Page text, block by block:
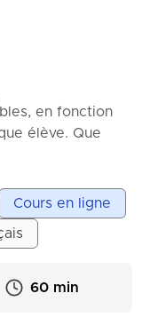
en fonction
élève. Que
travailler,
où vous
vos
et de
vos objectifs
Cours en ligne
60 min